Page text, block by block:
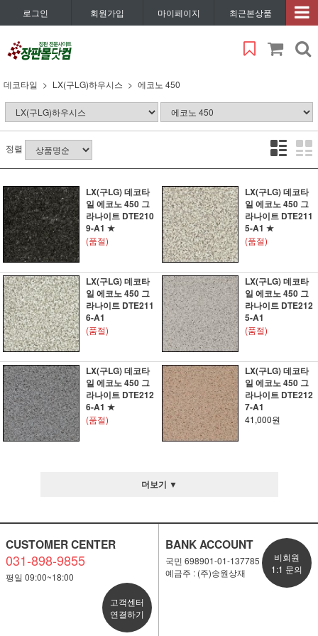
로그인 회원가입 마이페이지 최근본상품
데코타일 LX(구LG)하우시스 에코노 450
정렬
LX(구LG) 데코타
일 에코노 450 그
라나이트 DTE210
9-A1 ★
(품절)
LX(구LG) 데코타
일 에코노 450 그
라나이트 DTE211
5-A1 ★
(품절)
LX(구LG) 데코타
일 에코노 450 그
라나이트 DTE211
6-A1
(품절)
LX(구LG) 데코타
일 에코노 450 그
라나이트 DTE212
5-A1
(품절)
LX(구LG) 데코타
일 에코노 450 그
라나이트 DTE212
6-A1 ★
(품절)
LX(구LG) 데코타
일 에코노 450 그
라나이트 DTE212
7-A1
41,000원
더보기 ▼
CUSTOMER CENTER
031-898-9855
평일 09:00~18:00
고객센터
연결하기
BANK ACCOUNT
국민 698901-01-137785
예금주 : (주)송원상재
비회원
1:1 문의